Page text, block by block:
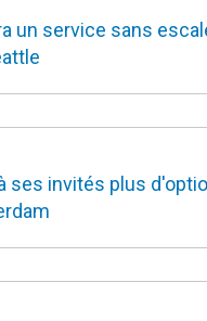
un service sans
ses invités plus